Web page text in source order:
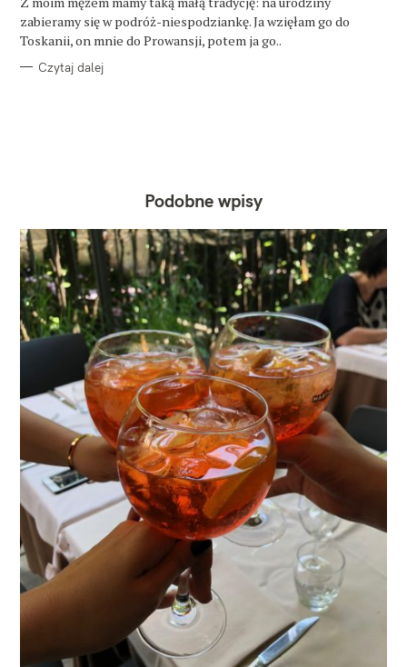
E
zabieramy się w podróż-niespodziankę. Ja wzięłam go do
Toskanii, on mnie do Prowansji, potem ja go..
Czytaj dalej
Podobne wpisy